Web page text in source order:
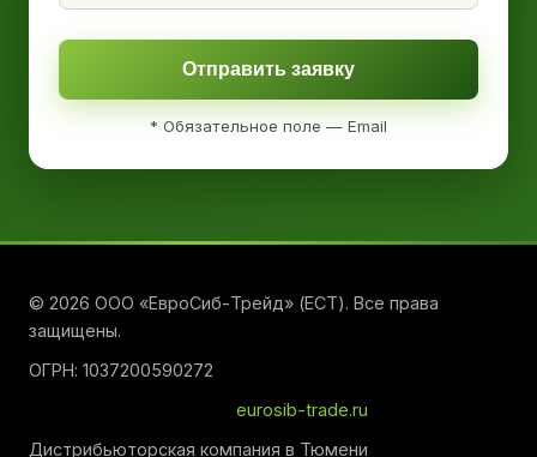
Отправить заявку
* Обязательное поле — Email
© 2026 ООО «ЕвроСиб-Трейд» (ЕСТ). Все права
защищены.
ОГРН: 1037200590272
eurosib-trade.ru
Дистрибьюторская компания в Тюмени